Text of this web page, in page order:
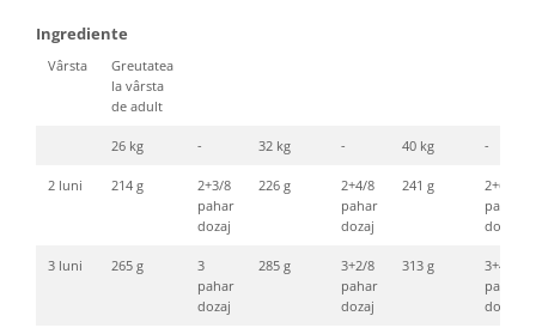
Ingrediente
Vârsta
Greutatea
la vârsta
de adult
26 kg - 32 kg - 40 kg -
2 luni 214 g
2+3/8
pahar
dozaj
226 g
2+4/8
pahar
dozaj
241 g
2+6/8
pahar
dozaj
3 luni 265 g
3
pahar
dozaj
285 g
3+2/8
pahar
dozaj
313 g
3+4/8
pahar
dozaj